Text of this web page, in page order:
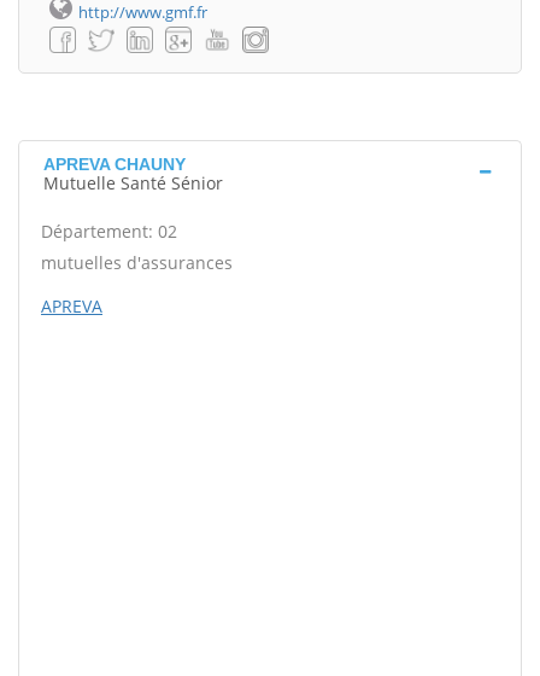
http://www.gmf.fr
APREVA CHAUNY
Mutuelle Santé Sénior
Département: 02
mutuelles d'assurances
APREVA